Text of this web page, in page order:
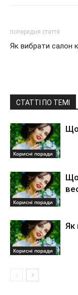
попередня стаття
Як вибрати салон
СТАТТІ ПО ТЕМІ
Корисні поради
Що
Корисні поради
Що
Корисні поради
Як